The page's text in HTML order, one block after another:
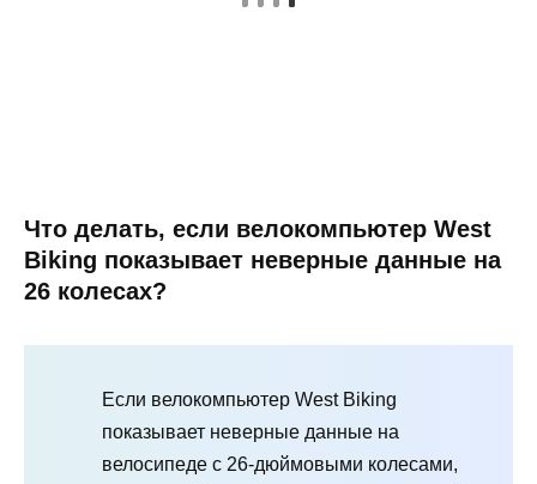
Что делать, если велокомпьютер West
Biking показывает неверные данные на
26 колесах?
Если велокомпьютер West Biking
показывает неверные данные на
велосипеде с 26-дюймовыми колесами,